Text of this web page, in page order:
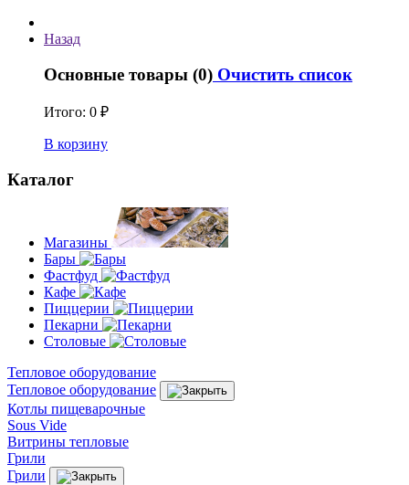
Назад
Основные товары (0) Очистить список
Итого: 0 ₽
В корзину
Каталог
Магазины
Бары
Фастфуд
Кафе
Пиццерии
Пекарни
Столовые
Тепловое оборудование
Тепловое оборудование
Котлы пищеварочные
Sous Vide
Витрины тепловые
Грили
Грили